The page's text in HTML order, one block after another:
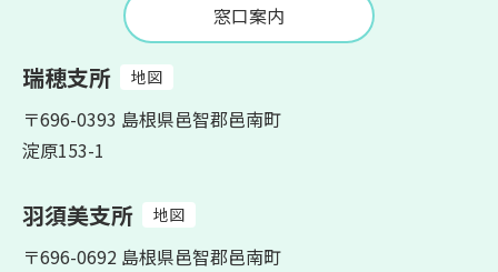
窓口案内
瑞穂支所 地図
〒696-0393 島根県邑智郡邑南町
淀原153-1
羽須美支所 地図
〒696-0692 島根県邑智郡邑南町